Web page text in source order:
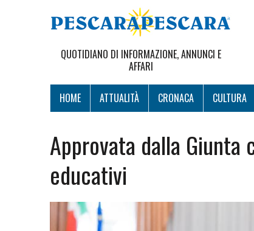
QUOTIDIANO DI INFORMAZIONE, ANNUNCI E
AFFARI
HOME ATTUALITÀ CRONACA CULTURA
Approvata dalla Giunta
educativi